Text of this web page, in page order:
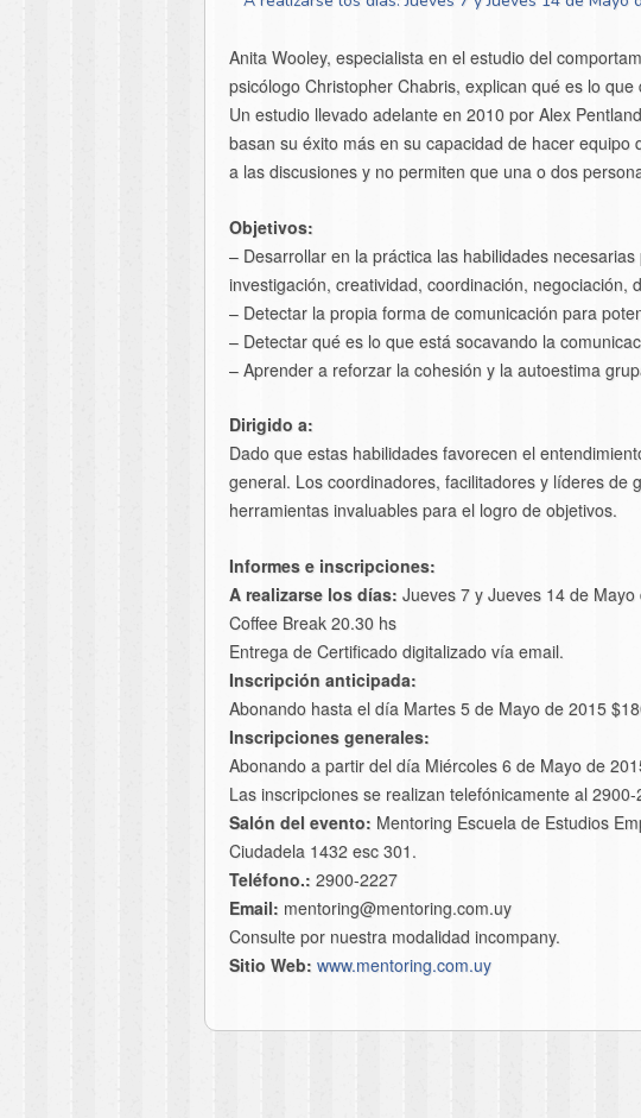
Anita Wooley, especialista en el estudio del
psicólogo Christopher Chabris, explican qué es lo
Un estudio llevado adelante en 2010 por Alex
basan su éxito más en su capacidad de hacer
a las discusiones y no permiten que una o dos
Objetivos:
– Desarrollar en la práctica las habilidades
investigación, creatividad, coordinación,
– Detectar la propia forma de comunicación para
– Detectar qué es lo que está socavando la
– Aprender a reforzar la cohesión y la autoestima
Dirigido a:
Dado que estas habilidades favorecen el
general. Los coordinadores, facilitadores y líderes de
herramientas invaluables para el logro de objetivos.
Informes e inscripciones:
A realizarse los días: Jueves 7 y Jueves 14 de
Coffee Break 20.30 hs
Entrega de Certificado digitalizado vía email.
Inscripción anticipada:
Abonando hasta el día Martes 5 de Mayo de 2015
Inscripciones generales:
Abonando a partir del día Miércoles 6 de Mayo de
Las inscripciones se realizan telefónicamente al
Salón del evento: Mentoring Escuela de Estudios
Ciudadela 1432 esc 301.
Teléfono.: 2900-2227
Email: mentoring@mentoring.com.uy
Consulte por nuestra modalidad incompany.
Sitio Web: www.mentoring.com.uy